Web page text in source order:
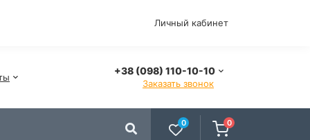
Личный кабинет
+38 (098) 110-10-10
Заказать звонок
0 0